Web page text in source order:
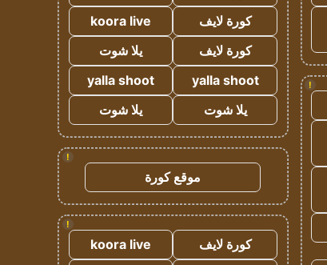
!
كورة لايف
koora live
كورة لايف
يلا شوت
yalla shoot
yalla shoot
يلا شوت
يلا شوت
!
موقع كورة
!
كورة لايف
koora live